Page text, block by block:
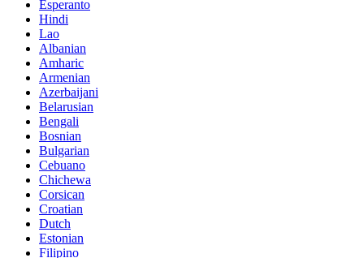
Esperanto
Hindi
Lao
Albanian
Amharic
Armenian
Azerbaijani
Belarusian
Bengali
Bosnian
Bulgarian
Cebuano
Chichewa
Corsican
Croatian
Dutch
Estonian
Filipino